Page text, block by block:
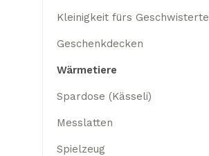
Kleinigkeit fürs Geschwisterte
Geschenkdecken
Wärmetiere
Spardose (Kässeli)
Messlatten
Spielzeug